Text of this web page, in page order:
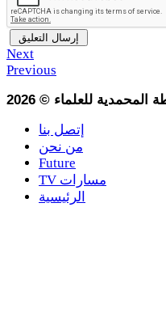
Next
Previous
2026 © المحمدية للعلماء
إتصل بنا
من نحن
Future
TV مسارات
الرئيسية